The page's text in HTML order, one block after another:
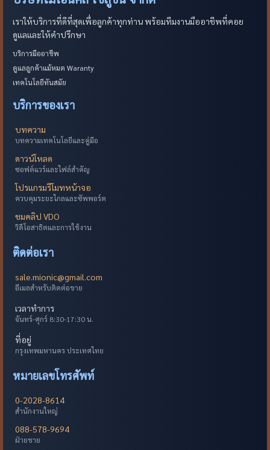
เราให้บริการที่ดีที่สุดเพื่อลูกค้าทุกท่าน พร้อมทีมงานมืออาชีพที่คอย
ดูแลและให้คำปรึกษา
บริการมืออาชีพ
ดูแลลูกค้าแม้หมด Waranty
เทคโนโลยีทันสมัย
บริการของเรา
บทความ
บทความเทคโนโลยีและคู่มือ
ดาวน์โหลด
ซอฟต์แวร์และไฟล์สำคัญ
โปรแกรมรีโมทหน้าจอ
ควบคุมระยะไกลและซัพพอร์ต
ชมคลิป VDO
วิดีโอสาธิตและการใช้งาน
ติดต่อเรา
sale.mionic@gmail.com
อีเมลสำหรับติดต่อขาย
เวลาทำการ
จันทร์-ศุกร์ 8:30-17:30 น.
ที่อยู่
กรุงเทพมหานคร ประเทศไทย
หมายเลขโทรศัพท์
0-2028-8614
สำนักงานใหญ่
088-578-9694
ฝ่ายขาย